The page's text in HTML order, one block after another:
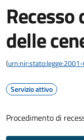
delle
(
Servizio attivo
Procedimento di